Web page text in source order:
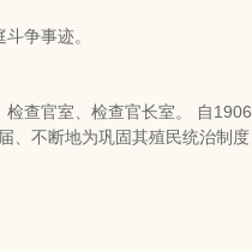
争事迹。
查官室、检查官长室。 自1906
、不断地为巩固其殖民统治制度